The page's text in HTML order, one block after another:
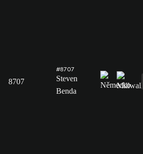
8707
#8707
Steven
Benda